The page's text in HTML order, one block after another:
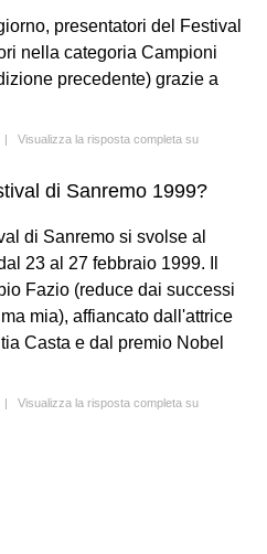
presentatori del Festival
nella categoria Campioni
precedente) grazie a
| Visualizza la risposta completa su
di Sanremo 1999?
di Sanremo si svolse al
23 al 27 febbraio 1999. Il
Fazio (reduce dai successi
mia), affiancato dall'attrice
Casta e dal premio Nobel
| Visualizza la risposta completa su